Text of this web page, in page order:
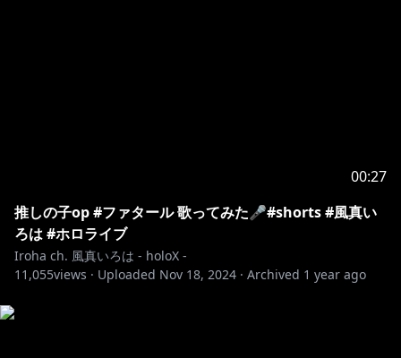
00:27
推しの子op #ファタール 歌ってみた🎤#shorts #風真い
ろは #ホロライブ
Iroha ch. 風真いろは - holoX -
11,055views · Uploaded Nov 18, 2024 · Archived 1 year ago